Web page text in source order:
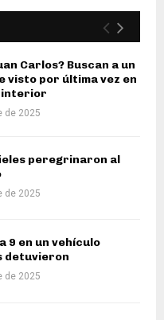
Carlos? Buscan a un
visto por última vez en
interior
de 2025
peregrinaron al
de 2025
9 en un vehículo
detuvieron
de 2025